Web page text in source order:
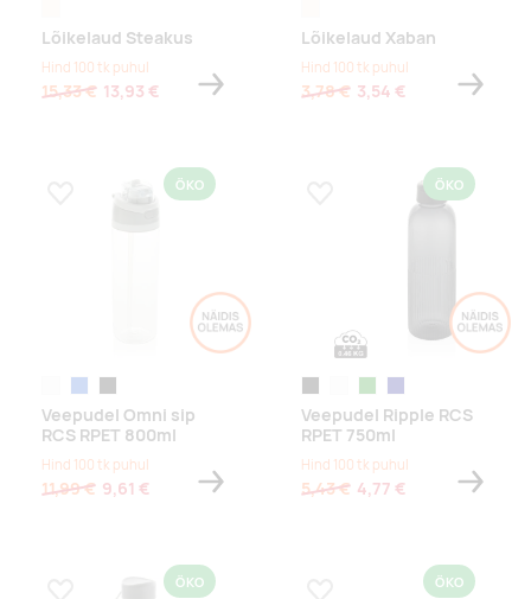
Lõikelaud Steakus
Hind 100 tk puhul
15,33 € 13,93 €
Lõikelaud Xaban
Hind 100 tk puhul
3,78 € 3,54 €
Lisa lemmikuks
ÖKO
Veepudel Omni sip
RCS RPET 800ml
Hind 100 tk puhul
11,99 € 9,61 €
Lisa lemmikuks
ÖKO
Veepudel Ripple RCS
RPET 750ml
Hind 100 tk puhul
5,43 € 4,77 €
ÖKO ÖKO